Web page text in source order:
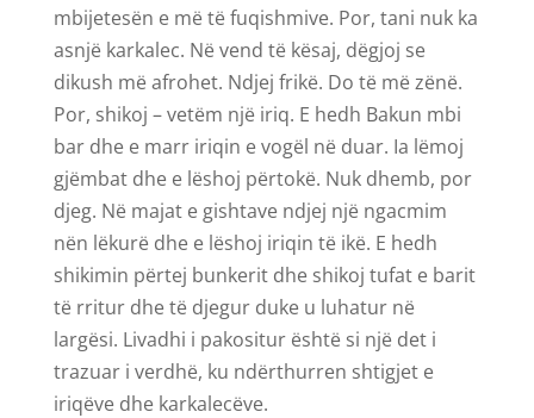
mbijetesën e më të fuqishmive. Por, tani nuk ka
asnjë karkalec. Në vend të kësaj, dëgjoj se
dikush më afrohet. Ndjej frikë. Do të më zënë.
Por, shikoj – vetëm një iriq. E hedh Bakun mbi
bar dhe e marr iriqin e vogël në duar. Ia lëmoj
gjëmbat dhe e lëshoj përtokë. Nuk dhemb, por
djeg. Në majat e gishtave ndjej një ngacmim
nën lëkurë dhe e lëshoj iriqin të ikë. E hedh
shikimin përtej bunkerit dhe shikoj tufat e barit
të rritur dhe të djegur duke u luhatur në
largësi. Livadhi i pakositur është si një det i
trazuar i verdhë, ku ndërthurren shtigjet e
iriqëve dhe karkalecëve.